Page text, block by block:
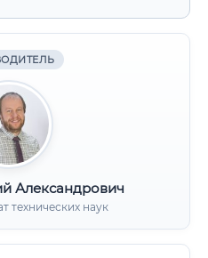
Александрович
технических наук